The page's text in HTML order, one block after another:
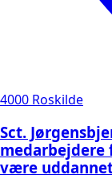
4000 Roskilde
Sct.
medarbejdere
være